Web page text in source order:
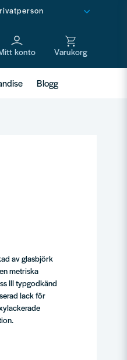
Blogg
av glasbjörk
metriska
III typgodkänd
lack för